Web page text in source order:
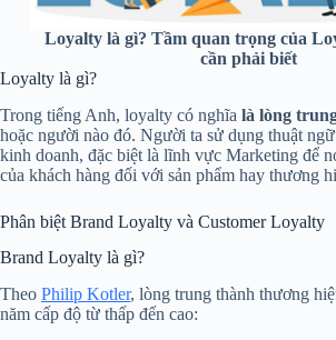
Loyalty là gì? Tầm quan trọng của
cần phải biết
Loyalty là gì?
Trong tiếng Anh, loyalty có nghĩa là lòng
hoặc người nào đó. Người ta sử dụng thuật
kinh doanh, đặc biệt là lĩnh vực Marketing để
của khách hàng đối với sản phẩm hay thương
Phân biệt Brand Loyalty và Customer Loyalty
Brand Loyalty là gì?
Theo Philip Kotler, lòng trung thành thương
năm cấp độ từ thấp đến cao: